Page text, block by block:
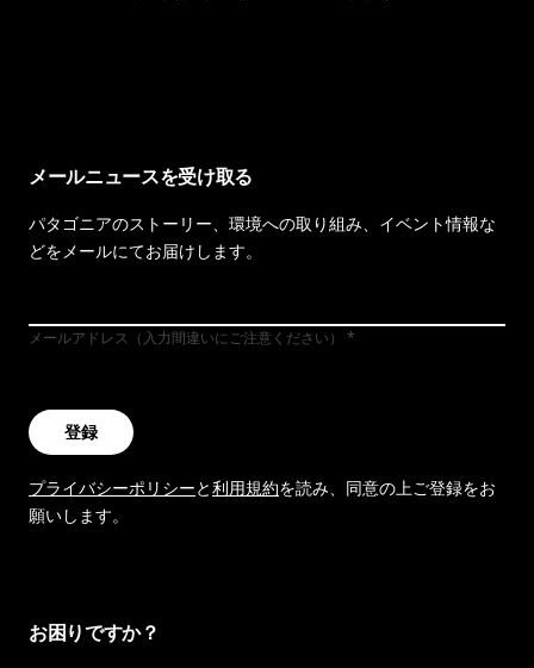
メールニュースを受け取る
パタゴニアのストーリー、環境への取り組み、イベント情報な
どをメールにてお届けします。
メールアドレス（入力間違いにご注意ください）
登録
プライバシーポリシーと利用規約を読み、同意の上ご登録をお
願いします。
お困りですか？